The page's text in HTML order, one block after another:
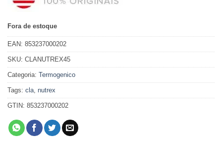
Fora de estoque
EAN: 853237000202
SKU: CLANUTREX45
Categoria: Termogenico
Tags: cla, nutrex
GTIN: 853237000202